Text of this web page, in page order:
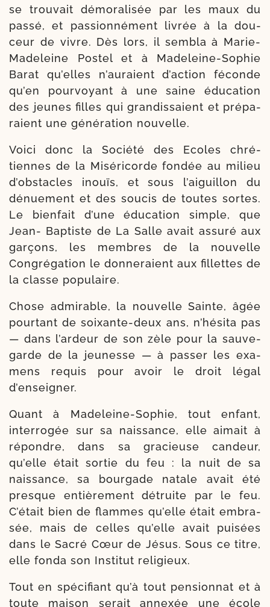
se trou­vait démo­ra­li­sée par les maux du
pas­sé, et pas­sion­né­ment livrée à la dou­
ceur de vivre. Dès lors, il sem­bla à Marie-​
Madeleine Postel et à Madeleine-​Sophie
Barat qu’elles n’auraient d’action féconde
qu’en pour­voyant à une saine édu­ca­tion
des jeunes filles qui gran­dis­saient et pré­pa­
raient une géné­ra­tion nouvelle.
Voici donc la Société des Ecoles chré­
tiennes de la Miséricorde fon­dée au milieu
d’obstacles inouïs, et sous l’aiguillon du
dénue­ment et des sou­cis de toutes sortes.
Le bien­fait d’une édu­ca­tion simple, que
Jean- Baptiste de La Salle avait assu­ré aux
gar­çons, les membres de la nou­velle
Congrégation le don­ne­raient aux fillettes de
la classe populaire.
Chose admi­rable, la nou­velle Sainte, âgée
pour­tant de soixante-​deux ans, n’hésita pas
— dans l’ardeur de son zèle pour la sau­ve­
garde de la jeu­nesse — à pas­ser les exa­
mens requis pour avoir le droit légal
d’enseigner.
Quant à Madeleine-​Sophie, tout enfant,
inter­ro­gée sur sa nais­sance, elle aimait à
répondre, dans sa gra­cieuse can­deur,
qu’elle était sor­tie du feu : la nuit de sa
nais­sance, sa bour­gade natale avait été
presque entiè­re­ment détruite par le feu.
C’était bien de flammes qu’elle était embra­
sée, mais de celles qu’elle avait pui­sées
dans le Sacré Cœur de Jésus. Sous ce titre,
elle fon­da son Institut religieux.
Tout en spé­ci­fiant qu’à tout pen­sion­nat et à
toute mai­son serait annexée une école